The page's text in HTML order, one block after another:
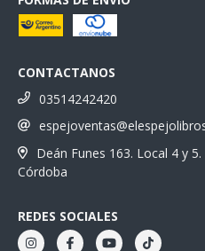
CONTACTANOS
03514242420
Deán Funes 163. Local 4 y
Córdoba
REDES SOCIALES